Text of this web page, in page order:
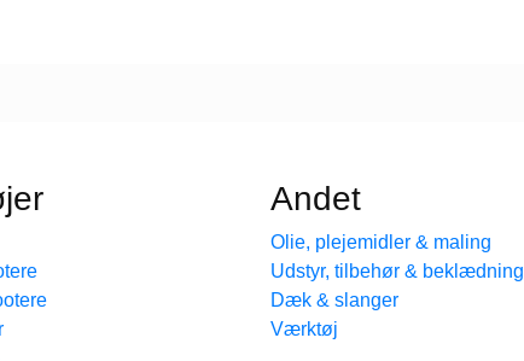
Andet
Olie, plejemidler & maling
Udstyr, tilbehør & beklædning
Dæk & slanger
Værktøj